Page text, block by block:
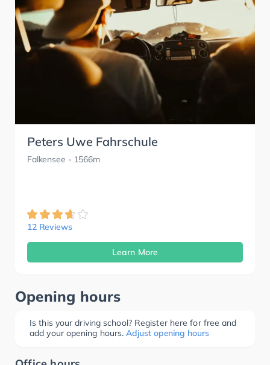
Peters Uwe Fahrschule
Falkensee - 1566m
12 Reviews
Learn More
Opening hours
Is this your driving school? Register here for free and
add your opening hours. Adjust opening hours